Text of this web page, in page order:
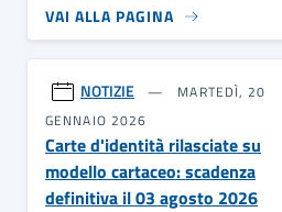
VAI ALLA PAGINA
NOTIZIE
MARTEDÌ, 20
GENNAIO 2026
Carte d'identità rilasciate su
modello cartaceo: scadenza
definitiva il 03 agosto 2026